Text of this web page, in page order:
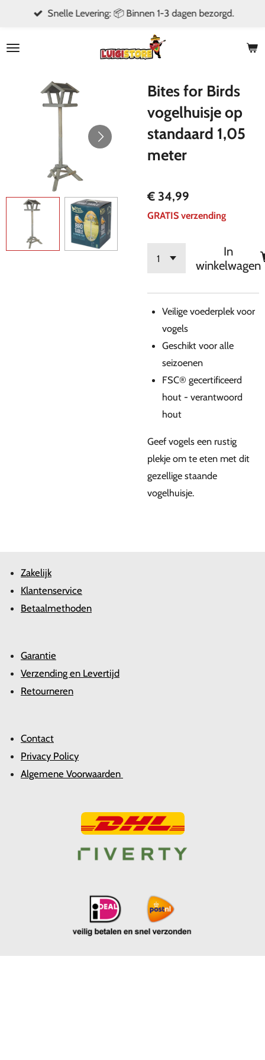
naar
hoofdinhoud
Snelle Levering: 📦 Binnen 1-3 dagen bezorgd.
Bites for Birds
vogelhuisje op
standaard 1,05
meter
€ 34,99
GRATIS verzending
In
winkelwagen
Veilige voederplek voor
vogels
Geschikt voor alle
seizoenen
FSC® gecertificeerd
hout - verantwoord
hout
Geef vogels een rustig
plekje om te eten met dit
gezellige staande
vogelhuisje.
Zakelijk
Klantenservice
Betaalmethoden
Garantie
Verzending en Levertijd
Retourneren
Contact
Privacy Policy
Algemene Voorwaarden